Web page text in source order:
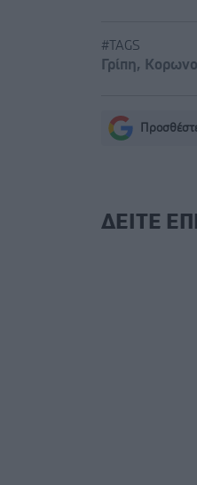
#TAGS
Γρίπη,
ΔΕΙΤΕ